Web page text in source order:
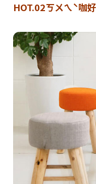
HOT.02ㄎㄨㄟˋ咖